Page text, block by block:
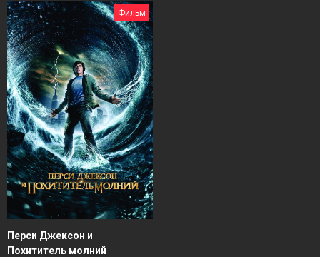
Фильм
Перси Джексон и
Похититель молний